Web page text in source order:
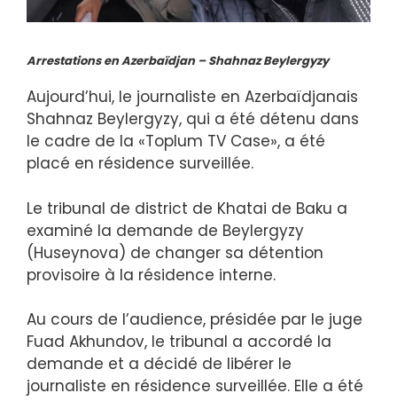
Arrestations en Azerbaïdjan – Shahnaz Beylergyzy
Aujourd’hui, le journaliste en Azerbaïdjanais
Shahnaz Beylergyzy, qui a été détenu dans
le cadre de la «Toplum TV Case», a été
placé en résidence surveillée.
Le tribunal de district de Khatai de Baku a
examiné la demande de Beylergyzy
(Huseynova) de changer sa détention
provisoire à la résidence interne.
Au cours de l’audience, présidée par le juge
Fuad Akhundov, le tribunal a accordé la
demande et a décidé de libérer le
journaliste en résidence surveillée. Elle a été